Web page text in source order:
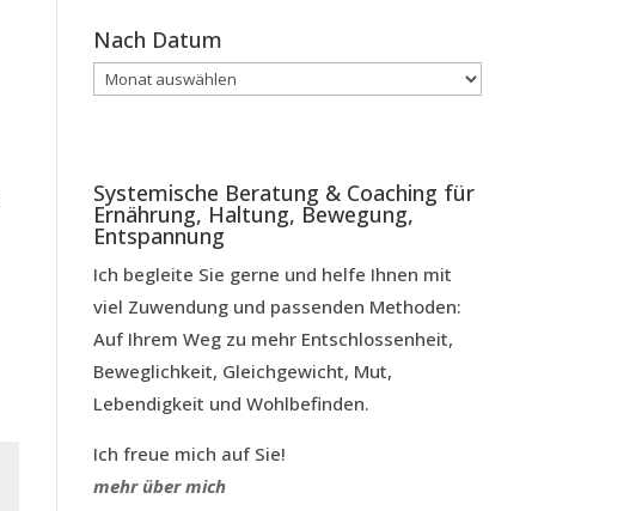
Nach Datum
Nach
Systemische Beratung & Coaching für
Ernährung, Haltung, Bewegung,
Entspannung
Ich begleite Sie gerne und helfe Ihnen mit
viel Zuwendung und passenden Methoden:
Auf Ihrem Weg zu mehr Entschlossenheit,
Beweglichkeit, Gleichgewicht, Mut,
Lebendigkeit und Wohlbefinden.
Ich freue mich auf Sie!
mehr über mich